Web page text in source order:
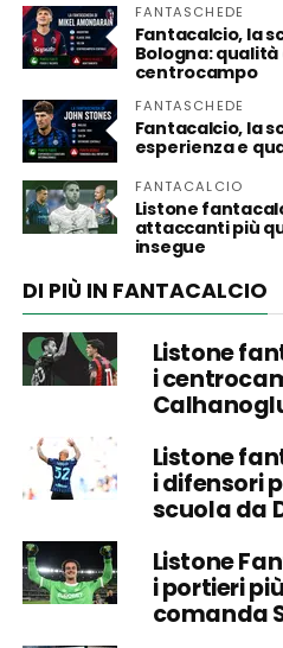
FANTASCHEDE
Fantacalcio, la
Bologna:
centrocampo
FANTASCHEDE
Fantacalcio, la
esperienza e
FANTACALCIO
Listone
attaccanti più
insegue
DI PIÙ IN FANTACALCIO
Listone
i
Listone
i difensori
scuola da
Listone
i portieri
comanda